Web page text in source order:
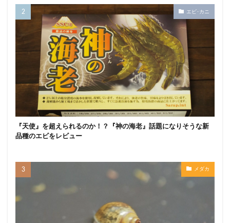
エビ･カニ
『天使』を超えられるのか！？『神の海老』話題になりそうな新
品種のエビをレビュー
メダカ